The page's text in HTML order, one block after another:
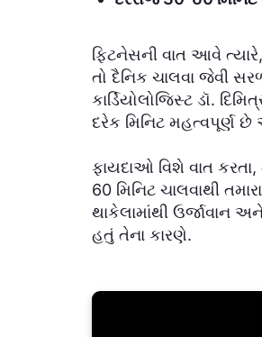
ફિટનેસની વાત આવે
તો દૈનિક ચાલવા જેવી
કાર્ડિયોલોજિસ્ટ ડૉ.
દરેક મિનિટ મહત્વપૂર્ણ
ફાયદાઓ વિશે વાત
60 મિનિટ ચાલવાથી
થાકેલામાંથી ઉર્જાવાન
હતું તેના કારણે.